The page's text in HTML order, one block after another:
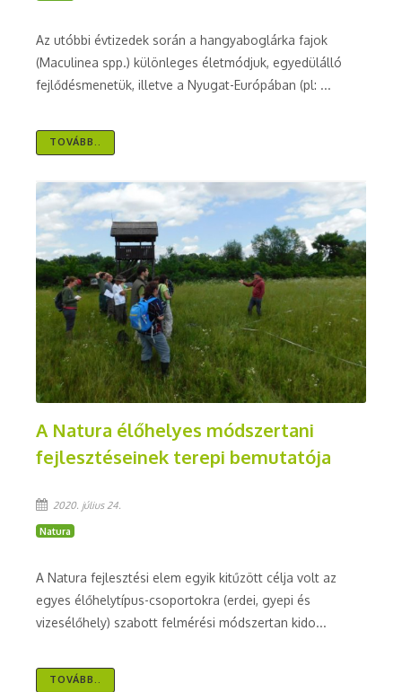
Az utóbbi évtizedek során a hangyaboglárka fajok
(Maculinea spp.) különleges életmódjuk, egyedülálló
fejlődésmenetük, illetve a Nyugat-Európában (pl: ...
TOVÁBB..
A Natura élőhelyes módszertani
fejlesztéseinek terepi bemutatója
2020. július 24.
Natura
A Natura fejlesztési elem egyik kitűzött célja volt az
egyes élőhelytípus-csoportokra (erdei, gyepi és
vizesélőhely) szabott felmérési módszertan kido...
TOVÁBB..